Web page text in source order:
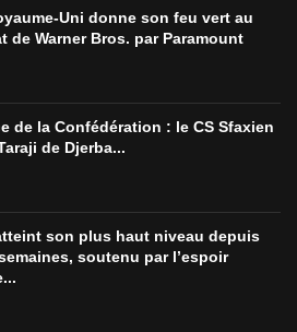
Uni donne son feu vert au
de Warner Bros. par Paramount
de la Confédération : le CS Sfaxien
de Djerba...
son plus haut niveau depuis
soutenu par l’espoir